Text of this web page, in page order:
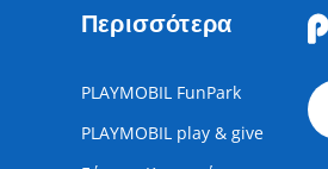
Περισσότερα
PLAYMOBIL FunPark
PLAYMOBIL play & give